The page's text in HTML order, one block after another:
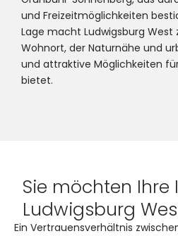
und Freizeitmöglichkeiten
Lage macht Ludwigsburg
Wohnort, der Naturnähe und
und attraktive Möglichkeiten
bietet.
Sie möchten
Ludwigsburg
Ein Vertrauensverhältnis